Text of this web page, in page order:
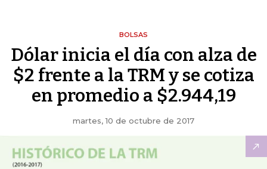
BOLSAS
Dólar inicia el día con alza de
$2 frente a la TRM y se cotiza
en promedio a $2.944,19
martes, 10 de octubre de 2017